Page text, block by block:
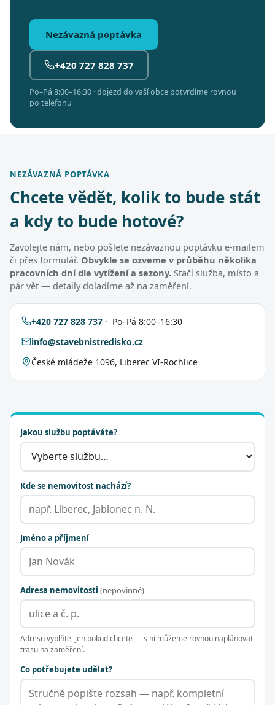
Nezávazná poptávka
+420 727 828 737
Po–Pá 8:00–16:30 · dojezd do vaší obce potvrdíme rovnou
po telefonu
NEZÁVAZNÁ POPTÁVKA
Chcete vědět, kolik to bude stát
a kdy to bude hotové?
Zavolejte nám, nebo pošlete nezávaznou poptávku e-mailem
či přes formulář. Obvykle se ozveme v průběhu několika
pracovních dní dle vytížení a sezony. Stačí služba, místo a
pár vět — detaily doladíme až na zaměření.
+420 727 828 737 · Po–Pá 8:00–16:30
info@stavebnistredisko.cz
České mládeže 1096, Liberec VI-Rochlice
Jakou službu poptáváte?
Kde se nemovitost nachází?
Jméno a příjmení
Adresa nemovitosti (nepovinné)
Adresu vyplňte, jen pokud chcete — s ní můžeme rovnou naplánovat
trasu na zaměření.
Co potřebujete udělat?